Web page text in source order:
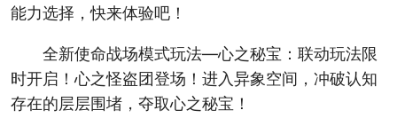
能力选择，快来体验吧！
全新使命战场模式玩法—心之秘宝：联动玩法限
时开启！心之怪盗团登场！进入异象空间，冲破认知
存在的层层围堵，夺取心之秘宝！